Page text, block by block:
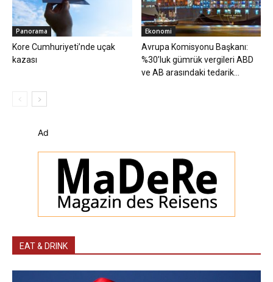
Panorama
Kore Cumhuriyeti’nde uçak
kazası
Ekonomi
Avrupa Komisyonu Başkanı:
%30’luk gümrük vergileri ABD
ve AB arasındaki tedarik...
Ad
EAT & DRINK